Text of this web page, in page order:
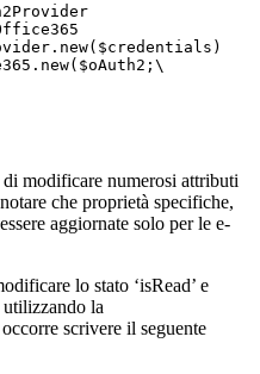
.new( $credentials
.new( $oAuth2
modificare numerosi attributi
che proprietà specifiche,
aggiornate solo per le e-
lo stato ‘isRead’ e
utilizzando la
occorre scrivere il seguente